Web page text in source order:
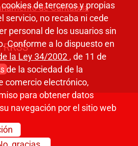
de Cantabria
de terceros y propias
servicio, no recaba ni cede
personal de los usuarios sin
Conforme a lo dispuesto en
la Ley 34/2002 , de 11 de
de la sociedad de la
comercio electrónico,
para obtener datos
navegación por el sitio web